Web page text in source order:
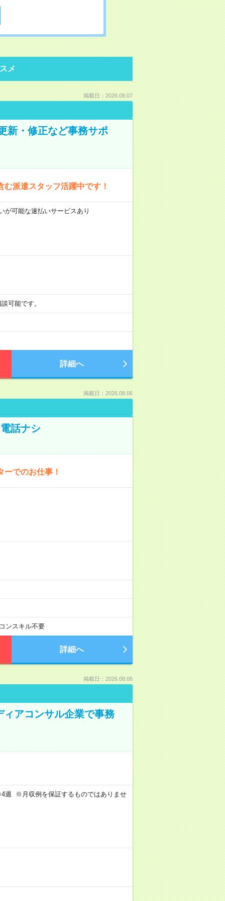
メ
掲載日：2026.08.07
新・修正など事務サポ
派遣スタッフ活躍中です！
可能な速払いサービスあり
可能です。
詳細へ
掲載日：2026.08.06
話ナシ
でのお仕事！
ンスキル不要
詳細へ
掲載日：2026.08.06
アコンサル企業で事務
週 ※月収例を保証するものではありませ